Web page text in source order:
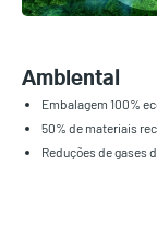
Ambiental
Embalagem 100%
50% de materiais
Reduções de gases